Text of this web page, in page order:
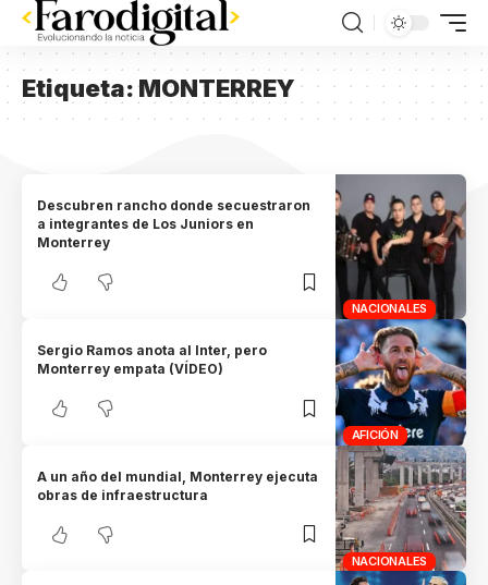
Etiqueta:MONTERREY
NACIONALES
Descubren rancho donde secuestraron
a integrantes de Los Juniors en
Monterrey
AFICIÓN
Sergio Ramos anota al Inter, pero
Monterrey empata (VÍDEO)
NACIONALES
A un año del mundial, Monterrey ejecuta
obras de infraestructura